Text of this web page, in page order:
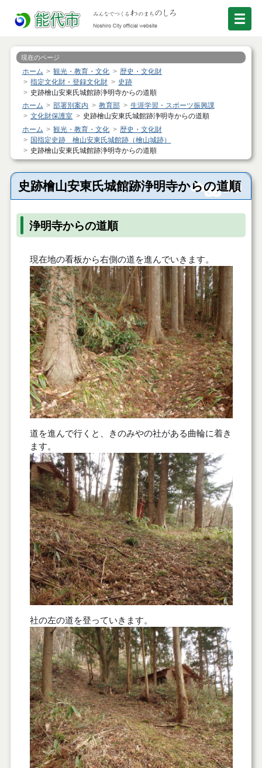
現在のページ
ホーム 観光・教育・文化
歴史・文化財
指定文化財・登録文化財
史跡
史跡檜山安東氏城館跡浄明寺からの道順
ホーム
部署別案内 教育部
生涯学習・スポーツ振興課
文化財保護室
史跡檜山安東氏城館跡浄明寺からの道順
ホーム
観光・教育・文化
歴史・文化財
国指定史跡 檜山安東氏城館跡（檜山城跡）
史跡檜山安東氏城館跡浄明寺からの道順
史跡檜山安東氏城館跡浄明寺からの道順
浄明寺からの道順
現在地の看板から右側の道を進んでいきます。
道を進んで行くと、きのみやの社がある曲輪に着き
ます。
社の左の道を登っていきます。